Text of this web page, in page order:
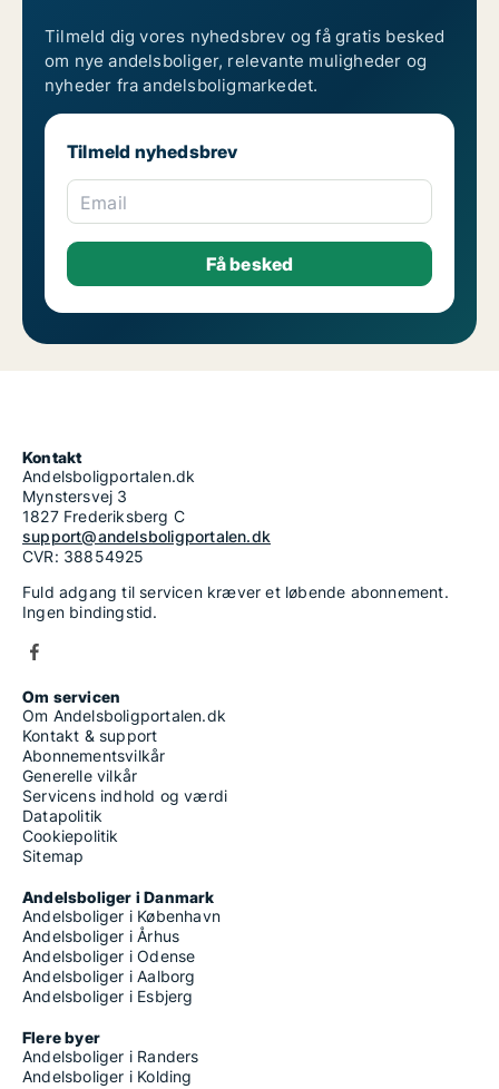
Tilmeld dig vores nyhedsbrev og få gratis besked
om nye andelsboliger, relevante muligheder og
nyheder fra andelsboligmarkedet.
Tilmeld nyhedsbrev
Email
Kontakt
Andelsboligportalen.dk
Mynstersvej 3
1827 Frederiksberg C
support@andelsboligportalen.dk
CVR: 38854925
Fuld adgang til servicen kræver et løbende abonnement.
Ingen bindingstid.
Om servicen
Om Andelsboligportalen.dk
Kontakt & support
Abonnementsvilkår
Generelle vilkår
Servicens indhold og værdi
Datapolitik
Cookiepolitik
Sitemap
Andelsboliger i Danmark
Andelsboliger i København
Andelsboliger i Århus
Andelsboliger i Odense
Andelsboliger i Aalborg
Andelsboliger i Esbjerg
Flere byer
Andelsboliger i Randers
Andelsboliger i Kolding